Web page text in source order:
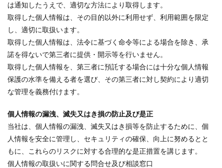
は通知したうえで、適切な方法により取得します。
取得した個人情報は、その目的以外に利用せず、利用範囲を限定
し、適切に取扱います。
取得した個人情報は、法令に基づく命令等による場合を除き、承
諾を得ないで第三者に提供・開示等を行いません。
取得した個人情報を、第三者に預託する場合には十分な個人情報
保護の水準を備える者を選び、その第三者に対し契約により適切
な管理を義務付けます。
個人情報の漏洩、滅失又はき損の防止及び是正
当社は、個人情報の漏洩、滅失又はき損等を防止するために、個
人情報を安全に管理し、セキュリティの確保、向上に努めるとと
もに、これらのリスクに対する合理的な是正措置を講じます。
個人情報の取扱いに関する問合せ及び相談窓口